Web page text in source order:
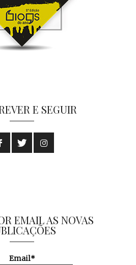
E SEGUIR
EMAIL AS NOVAS
Email*